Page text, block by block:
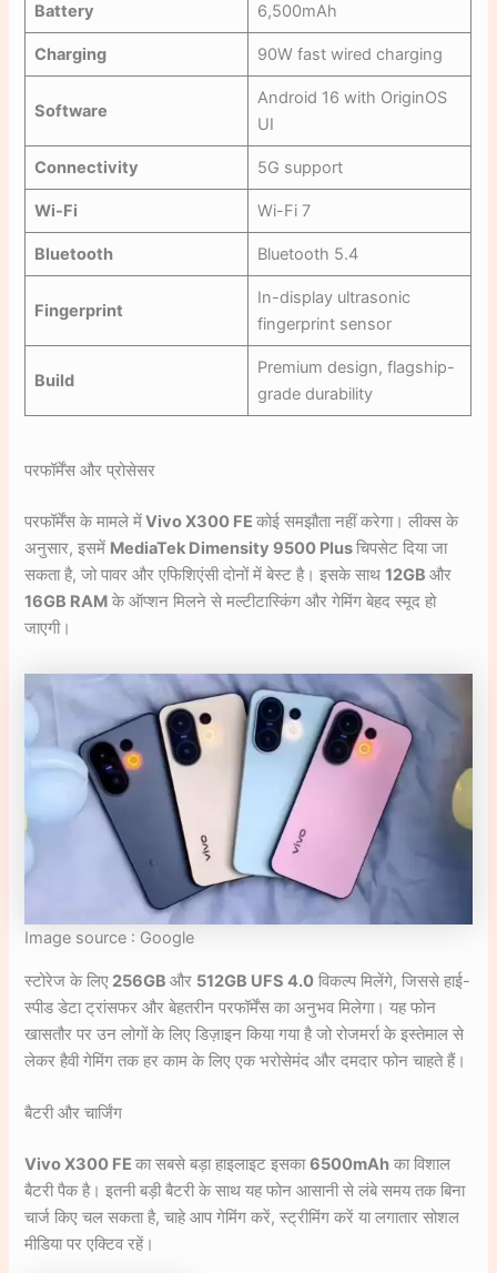
Battery 6,500mAh
Charging 90W fast wired charging
Software
Android 16 with OriginOS
UI
Connectivity 5G support
Wi-Fi Wi-Fi 7
Bluetooth Bluetooth 5.4
Fingerprint
In-display ultrasonic
fingerprint sensor
Build
Premium design, flagship-
grade durability
परफॉर्मेंस और प्रोसेसर
परफॉर्मेंस के मामले मेंVivo X300 FEकोई समझौता नहीं करेगा। लीक्स के
अनुसार, इसमें MediaTek Dimensity 9500 Plusचिपसेट दिया जा
सकता है, जो पावर और एफिशिएंसी दोनों में बेस्ट है। इसके साथ12GBऔर
16GB RAM के ऑप्शन मिलने से मल्टीटास्किंग और गेमिंग बेहद स्मूद हो
जाएगी।
Image source : Google
स्टोरेज के लिए 256GBऔर 512GB UFS 4.0 विकल्प मिलेंगे, जिससे हाई-
स्पीड डेटा ट्रांसफर और बेहतरीन परफॉर्मेंस का अनुभव मिलेगा। यह फोन
खासतौर पर उन लोगों के लिए डिज़ाइन किया गया है जो रोजमर्रा के इस्तेमाल से
लेकर हैवी गेमिंग तक हर काम के लिए एक भरोसेमंद और दमदार फोन चाहते हैं।
बैटरी और चार्जिंग
Vivo X300 FEका सबसे बड़ा हाइलाइट इसका6500mAh का विशाल
बैटरी पैक है। इतनी बड़ी बैटरी के साथ यह फोन आसानी से लंबे समय तक बिना
चार्ज किए चल सकता है, चाहे आप गेमिंग करें, स्ट्रीमिंग करें या लगातार सोशल
मीडिया पर एक्टिव रहें।